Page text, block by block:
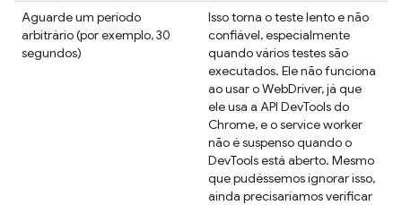
Aguarde um período
arbitrário (por exemplo, 30
segundos)
Isso torna o teste lento e não
confiável, especialmente
quando vários testes são
executados. Ele não funciona
ao usar o WebDriver, já que
ele usa a API DevTools do
Chrome, e o service worker
não é suspenso quando o
DevTools está aberto. Mesmo
que pudéssemos ignorar isso,
ainda precisaríamos verificar